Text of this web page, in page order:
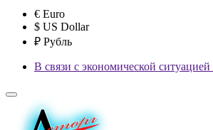
€ Euro
$ US Dollar
₽ Рубль
В связи с экономической